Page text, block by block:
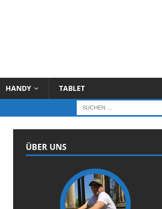
HANDY TABLET
ÜBER UNS